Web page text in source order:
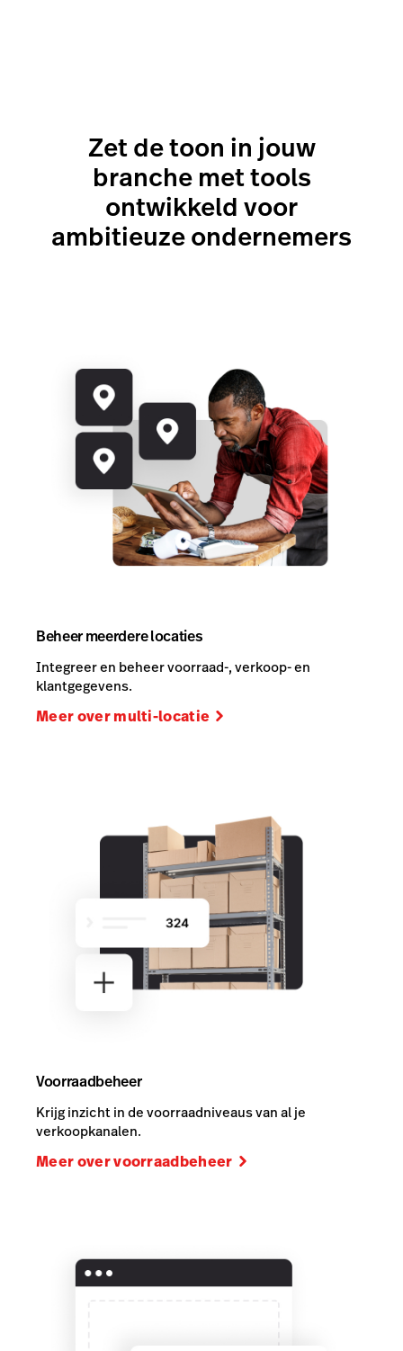
Zet de toon in jouw
branche met tools
ontwikkeld voor
ambitieuze ondernemers
Beheer meerdere locaties
Integreer en beheer voorraad-, verkoop- en
klantgegevens.
Meer over multi-locatie
Voorraadbeheer
Krijg inzicht in de voorraadniveaus van al je
verkoopkanalen.
Meer over voorraadbeheer